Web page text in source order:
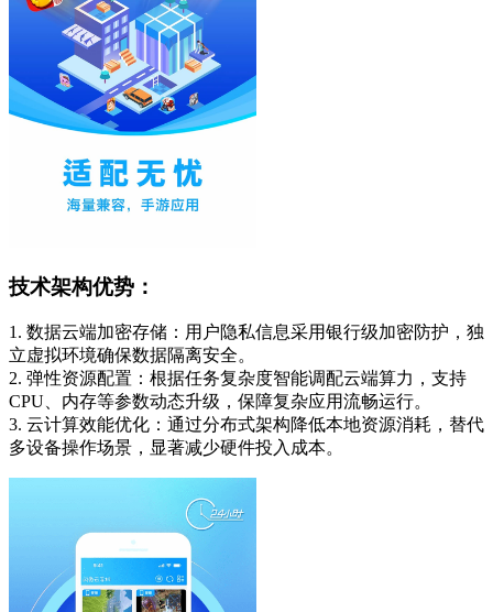
技术架构优势：
1. 数据云端加密存储：用户隐私信息采用银行级加密防护，独
立虚拟环境确保数据隔离安全。
2. 弹性资源配置：根据任务复杂度智能调配云端算力，支持
CPU、内存等参数动态升级，保障复杂应用流畅运行。
3. 云计算效能优化：通过分布式架构降低本地资源消耗，替代
多设备操作场景，显著减少硬件投入成本。